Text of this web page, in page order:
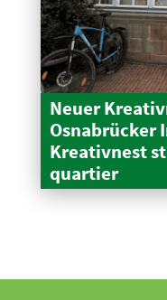
Neuer
Osnabrücker
Kreativnest
quartier